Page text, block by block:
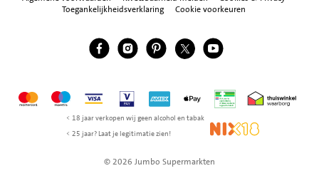
Toegankelijkheidsverklaring
Cookie voorkeuren
Volg ons
Jumbo Facebook
Jumbo Instagram
Jumbo Pinterest
Jumbo Twitter
Jumbo YouTube
MastercardMaestroVisa Vpay American Express
Apple Pay Thuiswinkel
< 18 jaar verkopen wij geen alcohol en tabak
< 25 jaar? Laat je legitimatie zien!
NIX18
© 2026 Jumbo Supermarkten